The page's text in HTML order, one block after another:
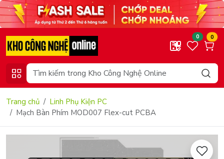
0 0
Trang chủ
Linh Phụ Kiện PC
Mạch Bàn Phím MOD007 Flex-cut PCBA